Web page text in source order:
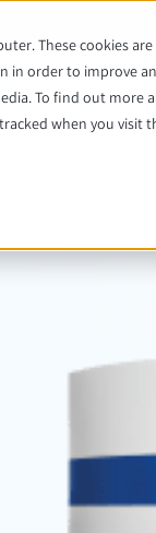
These cookies
in order to improve
To find out more
when you